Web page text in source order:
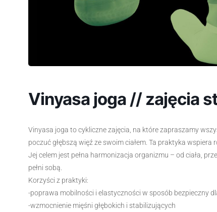
Vinyasa joga // zajęcia
Vinyasa joga to cykliczne zajęcia, na które zapraszamy
poczuć głębszą więź ze swoim ciałem. Ta praktyka
Jej celem jest pełna harmonizacja organizmu – od ciała,
pełni sobą.
Korzyści z praktyki:
-poprawa mobilności i elastyczności w sposób bezpieczny
-wzmocnienie mięśni głębokich i stabilizujących